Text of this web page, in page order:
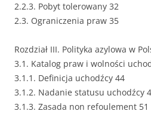
2.2.3. Pobyt tolerowany 32
2.3. Ograniczenia praw 35
Rozdział III. Polityka azylowa w
3.1. Katalog praw i wolności
3.1.1. Definicja uchodźcy 44
3.1.2. Nadanie statusu uchodźcy
3.1.3. Zasada non refoulement 51